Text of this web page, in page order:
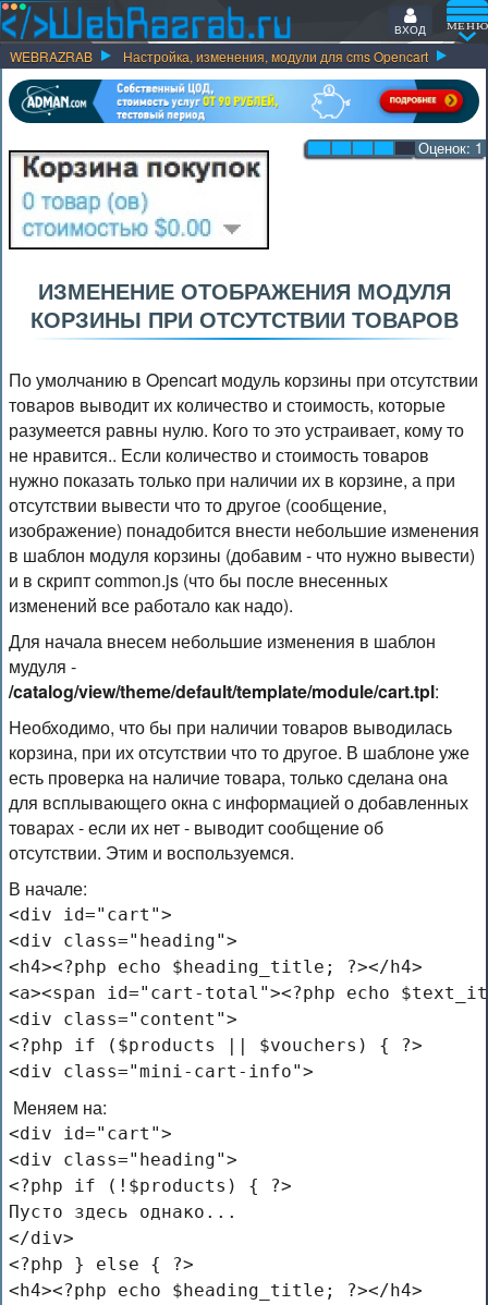
ВХОД
WEBRAZRAB Настройка, изменения, модули для cms Opencart
Оценок: 1
ИЗМЕНЕНИЕ ОТОБРАЖЕНИЯ МОДУЛЯ
КОРЗИНЫ ПРИ ОТСУТСТВИИ ТОВАРОВ
По умолчанию в Opencart модуль корзины при отсутствии
товаров выводит их количество и стоимость, которые
разумеется равны нулю. Кого то это устраивает, кому то
не нравится.. Если количество и стоимость товаров
нужно показать только при наличии их в корзине, а при
отсутствии вывести что то другое (сообщение,
изображение) понадобится внести небольшие изменения
в шаблон модуля корзины (добавим - что нужно вывести)
и в скрипт common.js (что бы после внесенных
изменений все работало как надо).
Для начала внесем небольшие изменения в шаблон
мудуля -
/catalog/view/theme/default/template/module/cart.tpl:
Необходимо, что бы при наличии товаров выводилась
корзина, при их отсутствии что то другое. В шаблоне уже
есть проверка на наличие товара, только сделана она
для всплывающего окна с информацией о добавленных
товарах - если их нет - выводит сообщение об
отсутствии. Этим и воспользуемся.
В начале:
<div id="cart">
<div class="heading">
<h4><?php echo $heading_title; ?></h4>
<a><span id="cart-total"><?php echo
<div class="content">
<?php if ($products || $vouchers) { ?>
<div class="mini-cart-info">
Меняем на:
<div id="cart">
<div class="heading">
<?php if (!$products) { ?>
Пусто здесь однако...
</div>
<?php } else { ?>
<h4><?php echo $heading_title; ?></h4>